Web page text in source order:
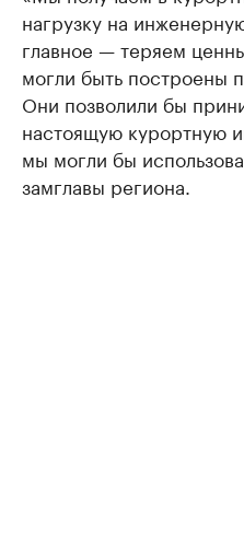
нагрузку на
главное — теряем
могли быть построены
Они позволили бы
настоящую курортную
мы могли бы
замглавы региона.